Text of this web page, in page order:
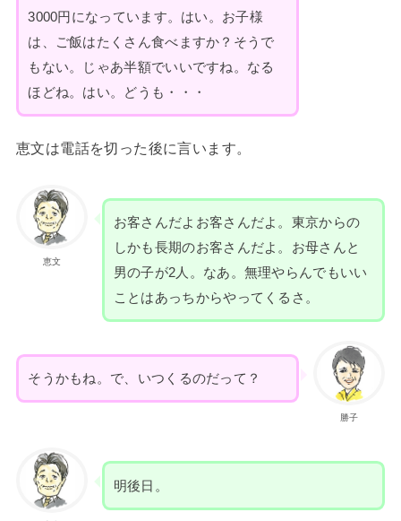
3000円になっています。はい。お子様
は、ご飯はたくさん食べますか？そうで
もない。じゃあ半額でいいですね。なる
ほどね。はい。どうも・・・
恵文は電話を切った後に言います。
恵文
お客さんだよお客さんだよ。東京からの
しかも長期のお客さんだよ。お母さんと
男の子が2人。なあ。無理やらんでもいい
ことはあっちからやってくるさ。
勝子
そうかもね。で、いつくるのだって？
明後日。